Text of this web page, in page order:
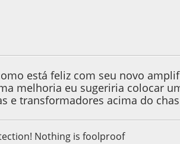
está feliz com seu novo
melhoria eu sugeriria colocar
e transformadores acima do
Nothing is foolproof